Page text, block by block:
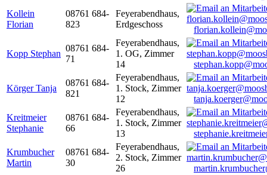
Kollein
Florian
08761 684-
823
Feyerabendhaus,
Erdgeschoss
Kopp Stephan
08761 684-
71
Feyerabendhaus,
1. OG, Zimmer
14
Körger Tanja
08761 684-
821
Feyerabendhaus,
1. Stock, Zimmer
12
Kreitmeier
Stephanie
08761 684-
66
Feyerabendhaus,
1. Stock, Zimmer
13
Krumbucher
Martin
08761 684-
30
Feyerabendhaus,
2. Stock, Zimmer
26